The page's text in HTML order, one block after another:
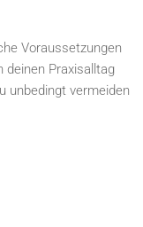
Voraussetzungen
deinen Praxisalltag
unbedingt vermeiden